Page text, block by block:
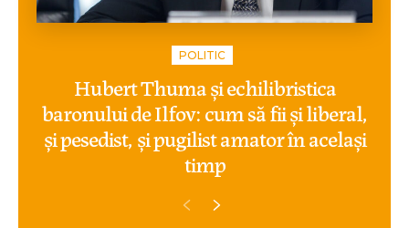
POLITIC
Hubert Thuma și echilibristica
baronului de Ilfov: cum să fii și liberal,
și pesedist, și pugilist amator în același
timp